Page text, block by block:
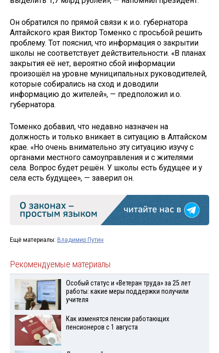
Он обратился по прямой связи к и.о. губернатора
Алтайского края Виктор Томенко с просьбой решить
проблему. Тот пояснил, что информация о закрытии
школы не соответствует действительности. «В планах
закрытия её нет, вероятно сбой информации
произошёл на уровне муниципальных руководителей,
которые собирались на сход и доводили
информацию до жителей», — предположил и.о.
губернатора.
Томенко добавил, что недавно назначен на
должность и только вникает в ситуацию в Алтайском
крае. «Но очень внимательно эту ситуацию изучу с
органами местного самоуправления и с жителями
села. Вопрос будет решён. У школы есть будущее и у
села есть будущее», — заверил он.
Ещё материалы: Владимир Путин
Рекомендуемые материалы
Особый статус и «Ветеран труда» за 25 лет
работы: какие меры поддержки получили
учителя
Как изменятся пенсии работающих
пенсионеров с 1 августа